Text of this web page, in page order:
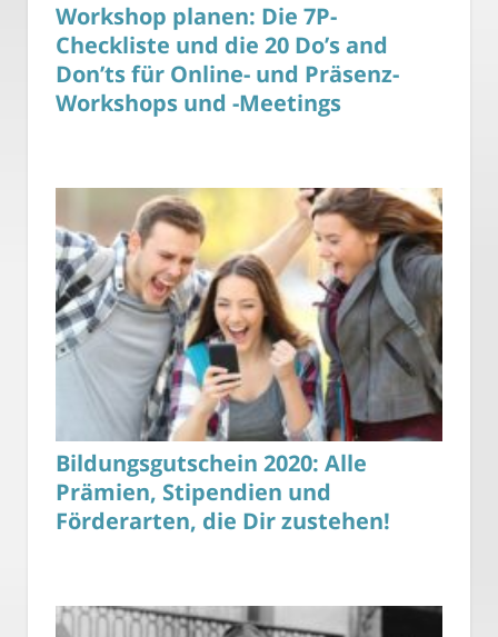
Workshop planen: Die 7P-
Checkliste und die 20 Do’s and
Don’ts für Online- und Präsenz-
Workshops und -Meetings
Bildungsgutschein 2020: Alle
Prämien, Stipendien und
Förderarten, die Dir zustehen!